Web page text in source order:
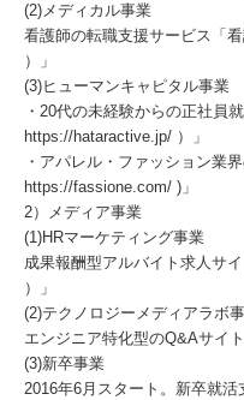
(2)メディカル事業
看護師の転職支援サービス「
）」
(3)ヒューマンキャピタル事業
・20代の未経験からの正社員
https://hataractive.jp/ ）」
・アパレル・ファッション業
https://fassione.com/ )」
2）メディア事業
(1)HRマーケティング事業
成果報酬型アルバイト求人サ
）」
(2)テクノロジーメディアラボ
エンジニア特化型のQ&Aサイ
(3)新卒事業
2016年6月スタート。新卒就